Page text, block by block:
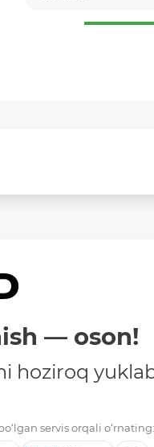
— oson!
hoziroq
servis orqali o‘rnating: